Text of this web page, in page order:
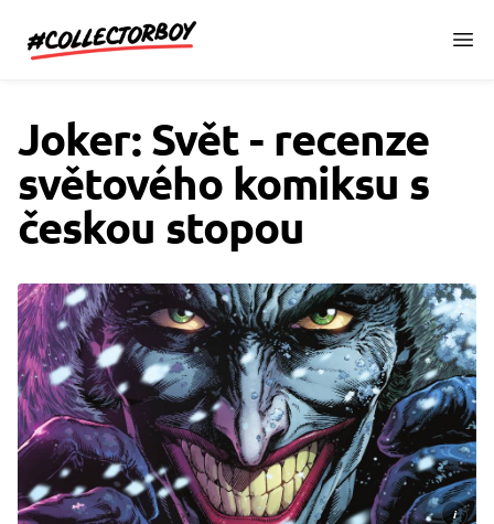
Joker: Svět - recenze
světového komiksu s
českou stopou
i